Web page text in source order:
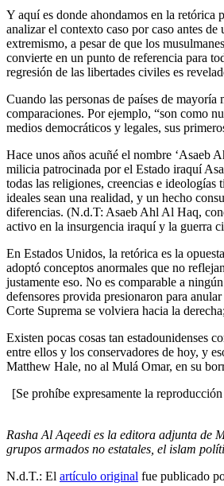
Y aquí es donde ahondamos en la retórica
analizar el contexto caso por caso antes
extremismo, a pesar de que los
convierte en un punto de referencia para
regresión de las libertades civiles es
Cuando las personas de países de
comparaciones. Por ejemplo, “son como
medios democráticos y legales, sus
Hace unos años acuñé el nombre ‘Asaeb
milicia patrocinada por el Estado iraquí
todas las religiones, creencias e ideologías
ideales sean una realidad, y un hecho
diferencias. (N.d.T: Asaeb Ahl Al Haq,
activo en la insurgencia iraquí y la guerra
En Estados Unidos, la retórica es la
adoptó conceptos anormales que no
justamente eso. No es comparable a
defensores provida presionaron para
Corte Suprema se volviera hacia la
Existen pocas cosas tan estadounidenses
entre ellos y los conservadores de hoy, y
Matthew Hale, no al Mulá Omar, en su
[Se prohíbe expresamente la
Rasha Al Aqeedi es la editora adjunta de
grupos armados no estatales, el islam
N.d.T.: El artículo original fue publicado